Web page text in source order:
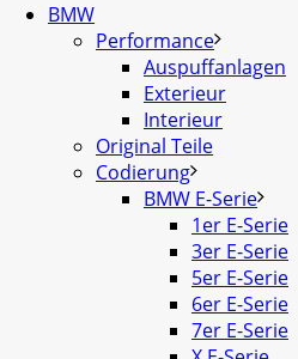
BMW
Performance
Auspuffanlagen
Exterieur
Interieur
Original Teile
Codierung
BMW E-Serie
1er E-Serie
3er E-Serie
5er E-Serie
6er E-Serie
7er E-Serie